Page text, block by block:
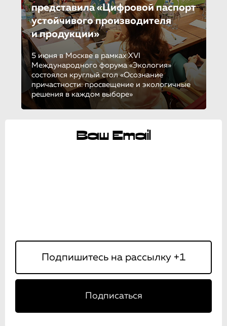
представила «Цифровой паспорт
устойчивого производителя
и продукции»
5 июня в Москве в рамках XVI
Международного форума «Экология»
состоялся круглый стол «Осознание
причастности: просвещение и экологичные
решения в каждом выборе»
Ваш Email
Подписаться